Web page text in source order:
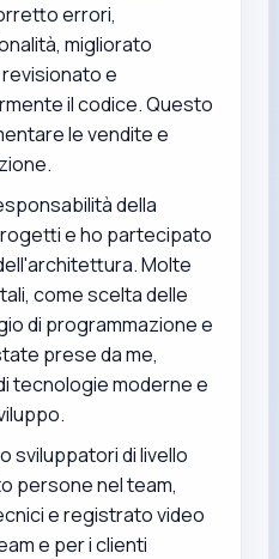
errori,
migliorato
e
il codice. Questo
le vendite e
della
e ho partecipato
Molte
come scelta delle
di programmazione e
prese da me,
tecnologie moderne e
sviluppatori di livello
persone nel team,
e registrato video
e per i clienti